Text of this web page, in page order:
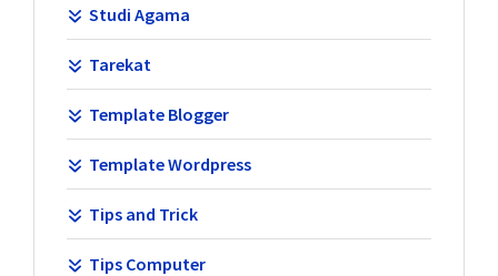
Studi Agama
Tarekat
Template Blogger
Template Wordpress
Tips and Trick
Tips Computer